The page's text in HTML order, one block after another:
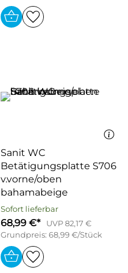
Sanit WC
Betätigungsplatte S706
v.vorne/oben
bahamabeige
Sofort lieferbar
68,99 €*
UVP 82,17 €
Grundpreis: 68,99 €/Stück